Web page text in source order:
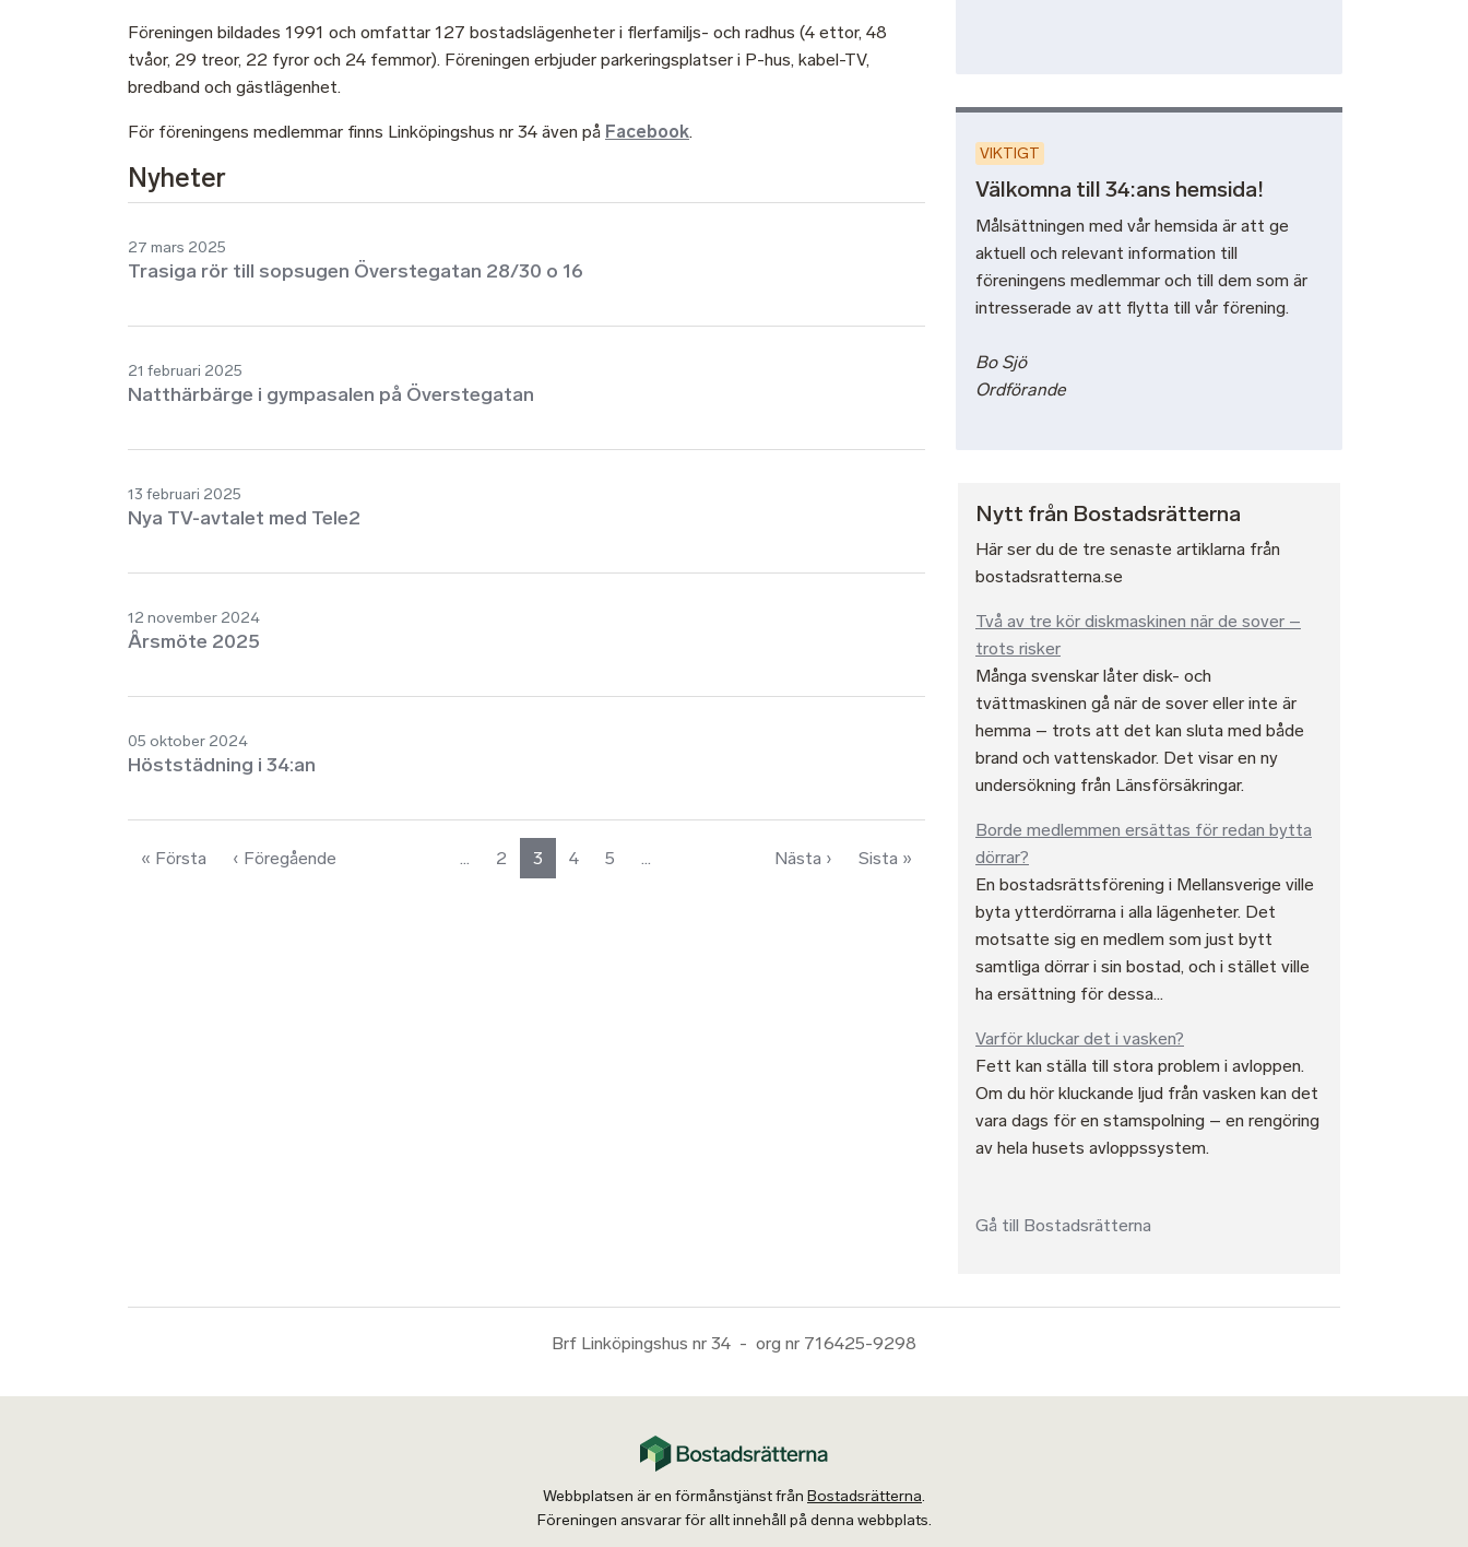
Föreningen bildades 1991 och omfattar 127 bostadslägenheter i flerfamiljs- och radhus (4 ettor, 48
tvåor, 29 treor, 22 fyror och 24 femmor). Föreningen erbjuder parkeringsplatser i P-hus, kabel-TV,
bredband och gästlägenhet.
För föreningens medlemmar finns Linköpingshus nr 34 även på Facebook.
Nyheter
27 mars 2025
Trasiga rör till sopsugen Överstegatan 28/30 o 16
21 februari 2025
Natthärbärge i gympasalen på Överstegatan
13 februari 2025
Nya TV-avtalet med Tele2
12 november 2024
Årsmöte 2025
05 oktober 2024
Höststädning i 34:an
Paginering
« Första Första sidan
‹ Föregående … 2 3 4 5 … Nästa › Nästa sida
Sista » Sista sidan
VIKTIGT
Välkomna till 34:ans hemsida!
Målsättningen med vår hemsida är att ge
aktuell och relevant information till
föreningens medlemmar och till dem som är
intresserade av att flytta till vår förening.
Bo Sjö
Ordförande
Nytt från Bostadsrätterna
Här ser du de tre senaste artiklarna från
bostadsratterna.se
Två av tre kör diskmaskinen när de sover –
trots risker
Många svenskar låter disk- och
tvättmaskinen gå när de sover eller inte är
hemma – trots att det kan sluta med både
brand och vattenskador. Det visar en ny
undersökning från Länsförsäkringar.
Borde medlemmen ersättas för redan bytta
dörrar?
En bostadsrättsförening i Mellansverige ville
byta ytterdörrarna i alla lägenheter. Det
motsatte sig en medlem som just bytt
samtliga dörrar i sin bostad, och i stället ville
ha ersättning för dessa...
Varför kluckar det i vasken?
Fett kan ställa till stora problem i avloppen.
Om du hör kluckande ljud från vasken kan det
vara dags för en stamspolning – en rengöring
av hela husets avloppssystem.
Gå till Bostadsrätterna
Brf Linköpingshus nr 34 - org nr 716425-9298
Webbplatsen är en förmånstjänst från Bostadsrätterna.
Föreningen ansvarar för allt innehåll på denna webbplats.